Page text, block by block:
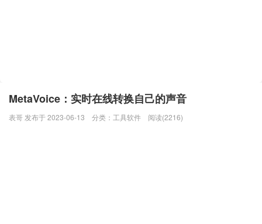
MetaVoice：实时在线转换自己的声音
表哥 发布于 2023-06-13 分类： 工具软件 阅读(2216)